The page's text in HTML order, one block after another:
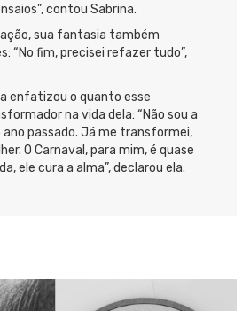
contou Sabrina.
sua fantasia também
“No fim, precisei refazer tudo”,
enfatizou o quanto esse
na vida dela: “Não sou a
ano passado. Já me transformei,
O Carnaval, para mim, é quase
ele cura a alma”, declarou ela.